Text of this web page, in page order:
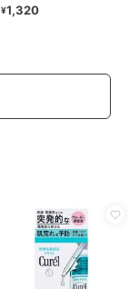
¥1,320